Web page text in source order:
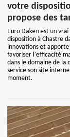
votre
propose des
Euro Daken est un
disposition à Chastre
innovations et
favoriser l`efficacité
dans le domaine de la
service son site
moment.